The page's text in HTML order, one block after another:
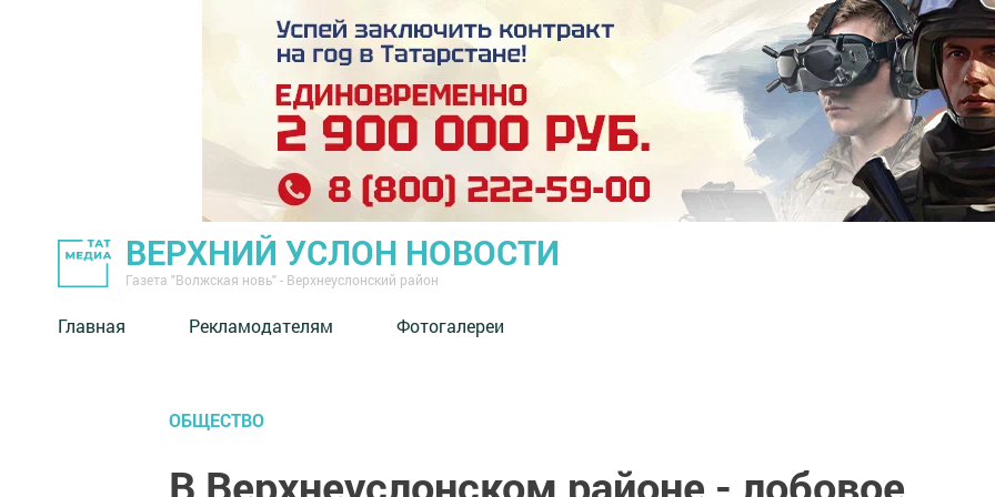
ВЕРХНИЙ УСЛОН НОВОСТИ
Газета "Волжская новь" - Верхнеуслонский район
Главная Рекламодателям Фотогалереи
ОБЩЕСТВО
В Верхнеуслонском районе - лобовое